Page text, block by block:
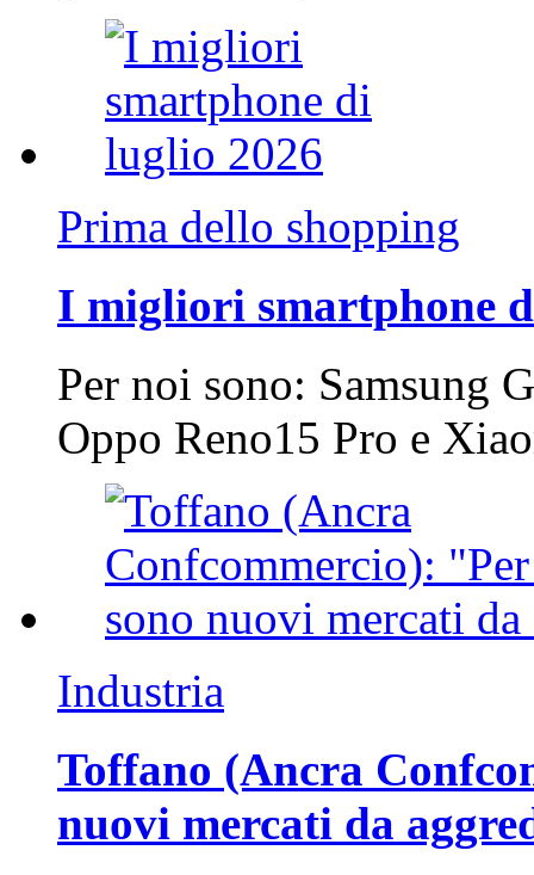
Prima dello shopping
I migliori smartphone
Per noi sono: Samsung
Oppo Reno15 Pro e
Industria
Toffano (Ancra
nuovi mercati da